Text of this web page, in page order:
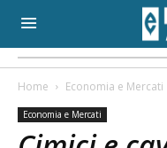
Home Economia e Mercati
Economia e Mercati